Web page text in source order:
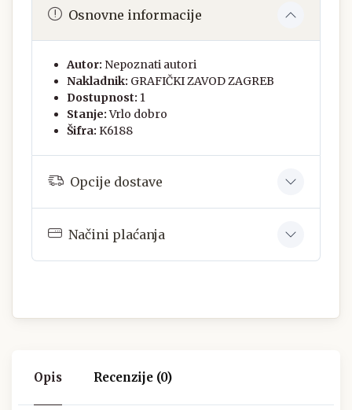
Osnovne informacije
Autor: Nepoznati autori
Nakladnik: GRAFIČKI ZAVOD ZAGREB
Dostupnost: 1
Stanje:Vrlo dobro
Šifra: K6188
Opcije dostave
Načini plaćanja
Opis Recenzije (0)